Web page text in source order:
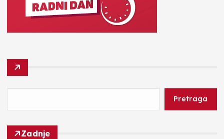
Pretraga
Zadnje